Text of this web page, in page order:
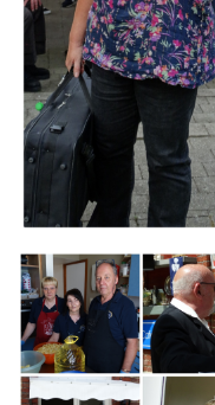
Branding
ARMCHAIR